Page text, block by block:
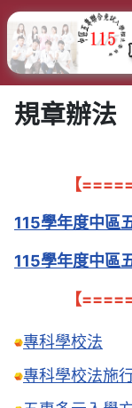
規章辦法
【
115學年度中區
115學年度中區
【
專科學校法
專科學校法施